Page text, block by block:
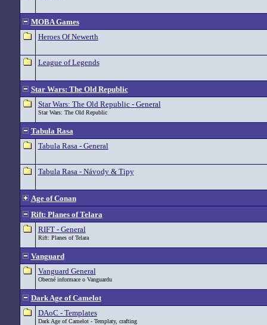
MOBA Games
Heroes Of Newerth
League of Legends
Star Wars: The Old Republic
Star Wars: The Old Republic - General
Star Wars: The Old Republic
Tabula Rasa
Tabula Rasa - General
Tabula Rasa - Návody & Tipy
Age of Conan
Rift: Planes of Telara
RIFT - General
Rift: Planes of Telara
Vanguard
Vanguard General
Obecné informace o Vanguardu
Dark Age of Camelot
DAoC - Templates
Dark Age of Camelot - Templaty, crafting